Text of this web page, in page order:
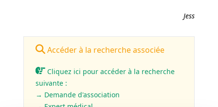
Jess
Accéder à la recherche associée
Cliquez ici pour accéder à la recherche
suivante :
→ Demande d'association